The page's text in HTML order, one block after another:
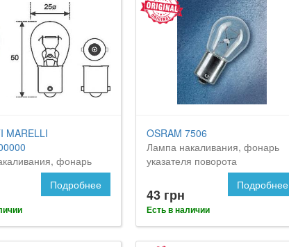
MARELLI
фонарь
поворота
Подробнее
OSRAM 7506
Лампа накаливания, фонарь
указателя поворота
43 грн
Есть в наличии
Подробнее